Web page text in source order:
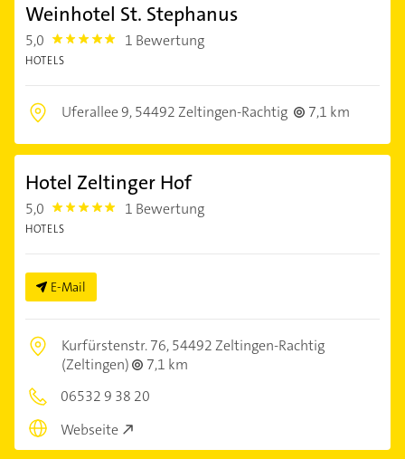
Weinhotel St. Stephanus
5,0 5.0 1 Bewertung
HOTELS
Uferallee 9,54492 Zeltingen-Rachtig 7,1 km
Hotel Zeltinger Hof
5,0 5.0 1 Bewertung
HOTELS
E-Mail
Kurfürstenstr. 76,54492 Zeltingen-Rachtig
(Zeltingen)
7,1 km
06532 9 38 20
Webseite